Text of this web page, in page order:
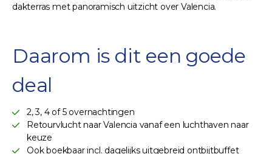
dakterras met panoramisch uitzicht over Valencia.
Daarom is dit een goede
deal
2, 3, 4 of 5 overnachtingen
Retourvlucht naar Valencia vanaf een luchthaven naar
keuze
Ook boekbaar incl. dagelijks uitgebreid ontbijtbuffet